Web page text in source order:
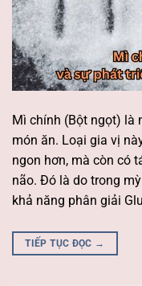
Mì chính (Bột ngọt) là
món ăn. Loại gia vị
ngon hơn, mà còn có
não. Đó là do trong
khả năng phân giải
TIẾP TỤC ĐỌC →